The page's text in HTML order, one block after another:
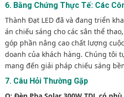
6. Bằng Chứng Thực Tế: Các
Thành Đạt LED đã và đang triển
án chiếu sáng cho các sân thể
góp phần nâng cao chất lượng
doanh của khách hàng. Chúng tôi
mang đến giải pháp chiếu sáng
7. Câu Hỏi Thường Gặp